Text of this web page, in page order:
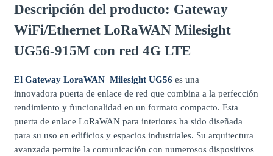
Descripción del producto: Gateway
WiFi/Ethernet LoRaWAN Milesight
UG56-915M con red 4G LTE
El Gateway LoraWAN Milesight UG56 es una
innovadora puerta de enlace de red que combina a la perfección
rendimiento y funcionalidad en un formato compacto. Esta
puerta de enlace LoRaWAN para interiores ha sido diseñada
para su uso en edificios y espacios industriales. Su arquitectura
avanzada permite la comunicación con numerosos dispositivos